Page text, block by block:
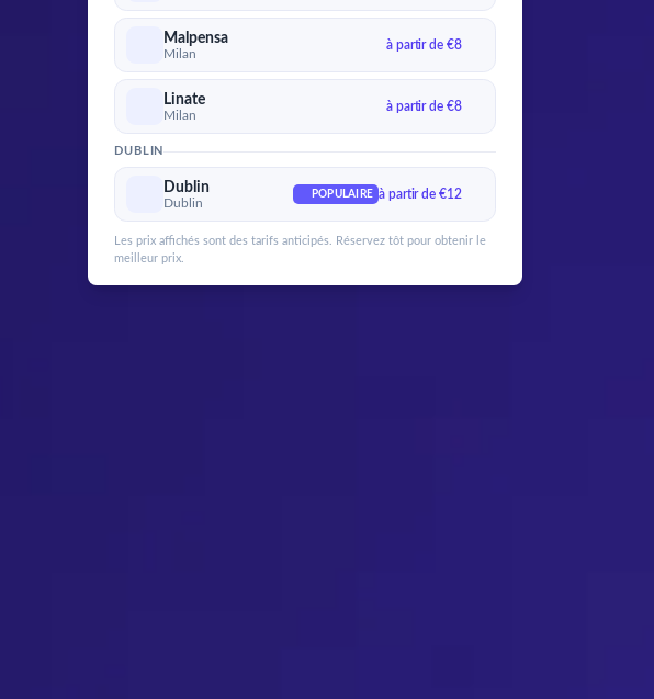
Malpensa
Milan
à partir de €8
Linate
Milan
à partir de €8
DUBLIN
Dublin
Dublin
POPULAIRE à partir de €12
Les prix affichés sont des tarifs anticipés. Réservez tôt pour obtenir le
meilleur prix.